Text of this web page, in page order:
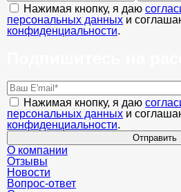
Нажимая кнопку, я даю
персональных данных и
конфиденциальности.
Нажимая кнопку, я даю
персональных данных и
конфиденциальности.
Отправить
О компании
Отзывы
Новости
Вопрос-ответ